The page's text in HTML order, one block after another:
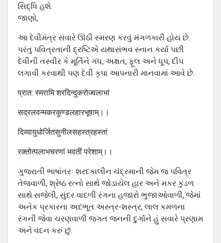
સિદ્ધિ હશે.
જાણો,
આ દેવીમંત્ર સવારે ઊઠી સ્મરણ કરવું મંગળકારી હોય છે.
પરંતુ પવિત્રતાની દ્રષ્ટિએ યથાસંભવ સ્નાન કર્યા પછી
દેવીની તસ્વીર કે મૂર્તિને ગંધ, અક્ષત, ફૂલ અને ધૂપ, દીપ
લગાવી કરવાથી પણ દેવી કૃપા આપનારી માનવામાં આવે છે.
प्रात: स्मरामि शरदिन्दुकरोज्वलाभां
सद्रलवन्मकरकुण्डलहारभूषाम्।।
दिव्यायुधोर्जितसुनीलसहस्त्रहस्तां
रक्तोत्पलाभचरणां भवतीं परेशाम्।।
ગુજરાતી ભાષાંતરઃ શરદકાલીન ચંદ્રમાની જેમ જ પવિત્ર
તેજવાળી, શ્રેષ્ઠ રત્નો સાથે જોડાયેલ હાર અને મકર કુંડળ
સાથે સજેલી, સુંદર વાદળી રંગના હજારો ભુજાઓવાળી, જેમાં
અનેક પ્રકારના અદભૂત અસ્ત્ર-શસ્ત્ર, લાલ કમળના
રંગની જેવા ચરણવાળી જગત જનની દુર્ગાને હું સવારે પ્રણામ
અને વંદન કરું છું.